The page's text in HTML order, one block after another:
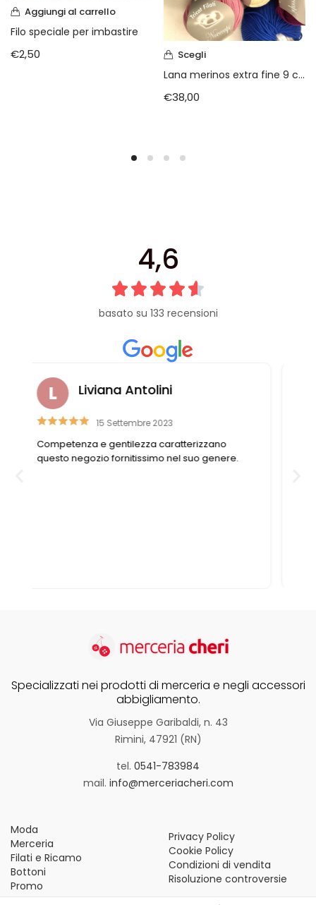
Aggiungi al carrello
Filo speciale per imbastire
€2,50 Scegli
Lana merinos extra fine 9 capi
€38,00
4,6
basato su 133 recensioni
Laura Casali
6 Aprile 2023
Personale gentile e disponibile, trovo sempre
quello di cui ho bisogno
Specializzati nei prodotti di merceria e negli accessori
abbigliamento.
Via Giuseppe Garibaldi, n. 43
Rimini, 47921 (RN)
tel. 0541-783984
mail. info@merceriacheri.com
Moda
Merceria
Filati e Ricamo
Bottoni
Promo
Privacy Policy
Cookie Policy
Condizioni di vendita
Risoluzione controversie